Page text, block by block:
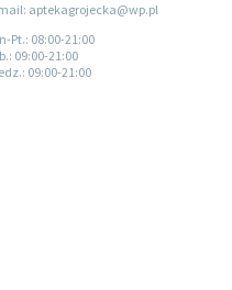
aptekagrojecka@wp.pl
Pt.: 08:00-21:00
: 09:00-21:00
: 09:00-21:00